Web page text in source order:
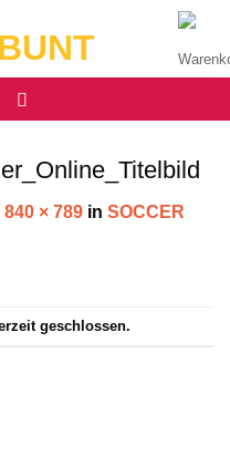
840 × 789 in SOCCER
geschlossen.